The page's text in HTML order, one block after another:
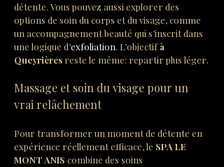
détente. Vous pouvez aussi explorer des
options de soin du corps et du visage, comme
un accompagnement beauté qui s’inscrit dans
une logique d’exfoliation. L’objectif à
Queyrières reste le même: repartir plus léger.
Massage et soin du visage pour un
vrai relâchement
Pour transformer un moment de détente en
expérience réellement efficace, le SPA LE
MONT ANIS combine des soins